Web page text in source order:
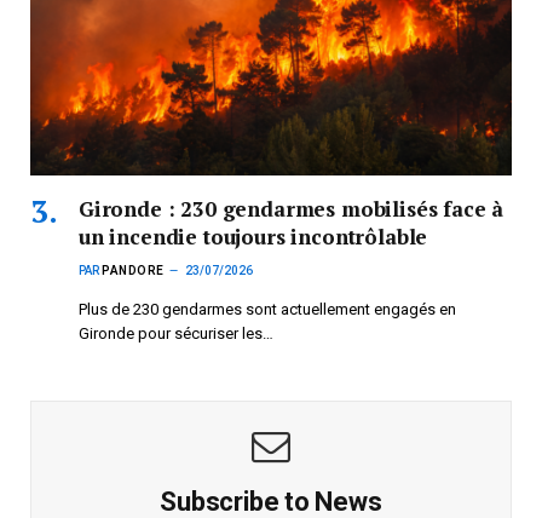
Gironde : 230 gendarmes mobilisés face à
un incendie toujours incontrôlable
PAR PANDORE 23/07/2026
Plus de 230 gendarmes sont actuellement engagés en
Gironde pour sécuriser les…
Subscribe to News